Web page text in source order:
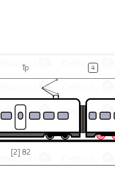
Tp
[2] 82
4